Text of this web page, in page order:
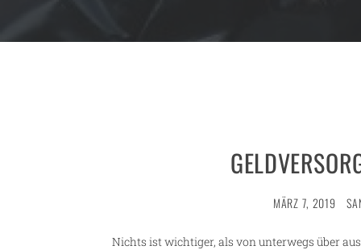
MÄRZ 7, 2019
Nichts ist wichtiger, als von unterwegs über